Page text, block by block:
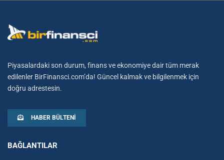
Piyasalardaki son durum, finans ve ekonomiye dair tüm merak
edilenler BirFinansci.com’da! Güncel kalmak ve bilgilenmek için
doğru adrestesin.
HABER BÜLTENI
BAĞLANTILAR